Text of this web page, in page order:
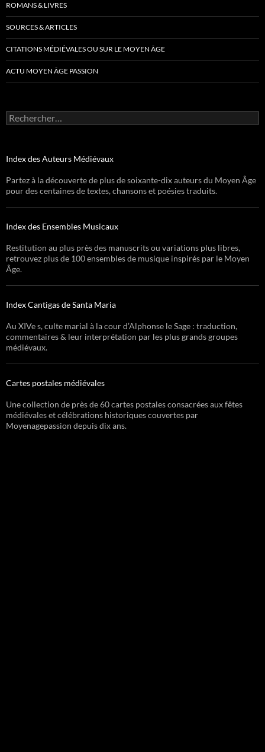
ROMANS & LIVRES
SOURCES & ARTICLES
CITATIONS MÉDIÉVALES OU SUR LE MOYEN ÂGE
ACTU MOYEN ÂGE PASSION
Rechercher :
Index des Auteurs Médiévaux
Partez à la découverte de plus de soixante-dix auteurs du Moyen Âge
pour des centaines de textes, chansons et poésies traduits.
Index des Ensembles Musicaux
Restitution au plus près des manuscrits ou variations plus libres,
retrouvez plus de 100 ensembles de musique inspirés par le Moyen
Âge.
Index Cantigas de Santa Maria
Au XIVe s, culte marial à la cour d’Alphonse le Sage : traduction,
commentaires & leur interprétation par les plus grands groupes
médiévaux.
Cartes postales médiévales
Une collection de près de 60 cartes postales consacrées aux fêtes
médiévales et célébrations historiques couvertes par
Moyenagepassion depuis dix ans.